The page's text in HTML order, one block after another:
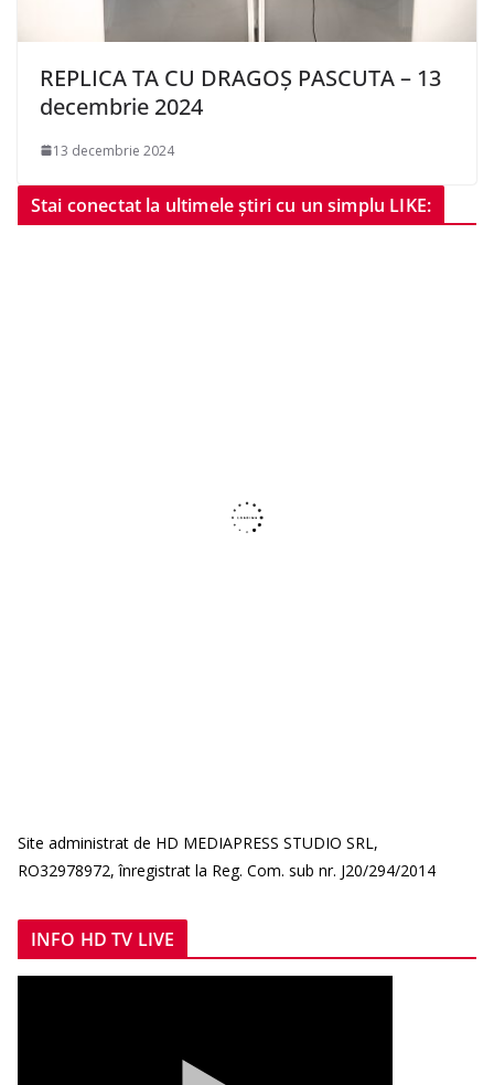
REPLICA TA CU DRAGOȘ PASCUTA – 13
decembrie 2024
13 decembrie 2024
Stai conectat la ultimele știri cu un simplu LIKE:
Site administrat de HD MEDIAPRESS STUDIO SRL,
RO32978972, înregistrat la Reg. Com. sub nr. J20/294/2014
INFO HD TV LIVE